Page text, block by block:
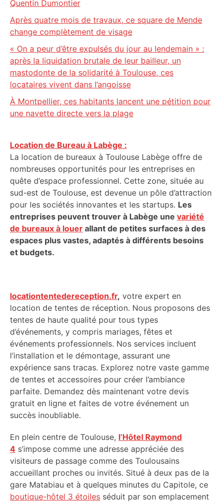
Quentin Dumontier
Après quatre mois de travaux, ce square de Mende
change complètement de visage
« On a peur d’être expulsés du jour au lendemain » :
après la liquidation brutale de leur bailleur, un
mastodonte de la solidarité à Toulouse, ces
locataires vivent dans l’angoisse
À Montpellier, ces habitants lancent une pétition pour
une navette directe vers la plage
Location de Bureau à Labège :
La location de bureaux à Toulouse Labège offre de
nombreuses opportunités pour les entreprises en
quête d’espace professionnel. Cette zone, située au
sud-est de Toulouse, est devenue un pôle d’attraction
pour les sociétés innovantes et les startups. Les
entreprises peuvent trouver à Labège une variété
de bureaux à louer allant de petites surfaces à des
espaces plus vastes, adaptés à différents besoins
et budgets.
locationtentedereception.fr, votre expert en
location de tentes de réception. Nous proposons des
tentes de haute qualité pour tous types
d’événements, y compris mariages, fêtes et
événements professionnels. Nos services incluent
l’installation et le démontage, assurant une
expérience sans tracas. Explorez notre vaste gamme
de tentes et accessoires pour créer l’ambiance
parfaite. Demandez dès maintenant votre devis
gratuit en ligne et faites de votre événement un
succès inoubliable.
En plein centre de Toulouse, l’Hôtel Raymond
4 s’impose comme une adresse appréciée des
visiteurs de passage comme des Toulousains
accueillant proches ou invités. Situé à deux pas de la
gare Matabiau et à quelques minutes du Capitole, ce
boutique-hôtel 3 étoiles séduit par son emplacement